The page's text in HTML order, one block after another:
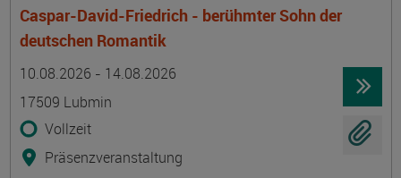
Caspar-David-Friedrich - berühmter Sohn der
deutschen Romantik
10.08.2026 - 14.08.2026
17509 Lubmin
Vollzeit
Präsenzveranstaltung